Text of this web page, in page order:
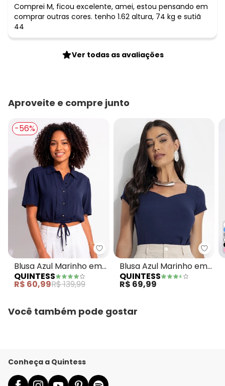
Comprei M, ficou excelente, amei, estou pensando em
comprar outras cores. tenho 1.62 altura, 74 kg e sutiã
44
Ver todas as avaliações
Aproveite e compre junto
-56%
Quintess - Blusa Azul Marinho
Blusa Azul Marinho em
Viscose Plana
QUINTESS
R$ 60,99R$ 139,99
Blusa Azul Marinho em
Malha de Viscose
QUINTESS
R$ 69,99
Você também pode gostar
Conheça a Quintess